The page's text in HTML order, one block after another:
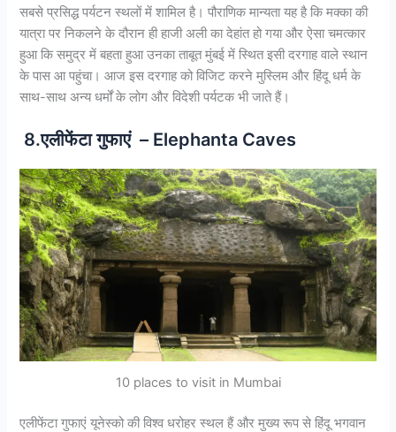
सबसे प्रसिद्ध पर्यटन स्थलों में शामिल है। पौराणिक मान्यता यह है कि मक्का की
यात्रा पर निकलने के दौरान ही हाजी अली का देहांत हो गया और ऐसा चमत्कार
हुआ कि समुद्र में बहता हुआ उनका ताबूत मुंबई में स्थित इसी दरगाह वाले स्थान
के पास आ पहुंचा। आज इस दरगाह को विजिट करने मुस्लिम और हिंदू धर्म के
साथ-साथ अन्य धर्मों के लोग और विदेशी पर्यटक भी जाते हैं।
8.एलीफेंटा गुफाएं – Elephanta Caves
10 places to visit in Mumbai
एलीफेंटा गुफाएं यूनेस्को की विश्व धरोहर स्थल हैं और मुख्य रूप से हिंदू भगवान